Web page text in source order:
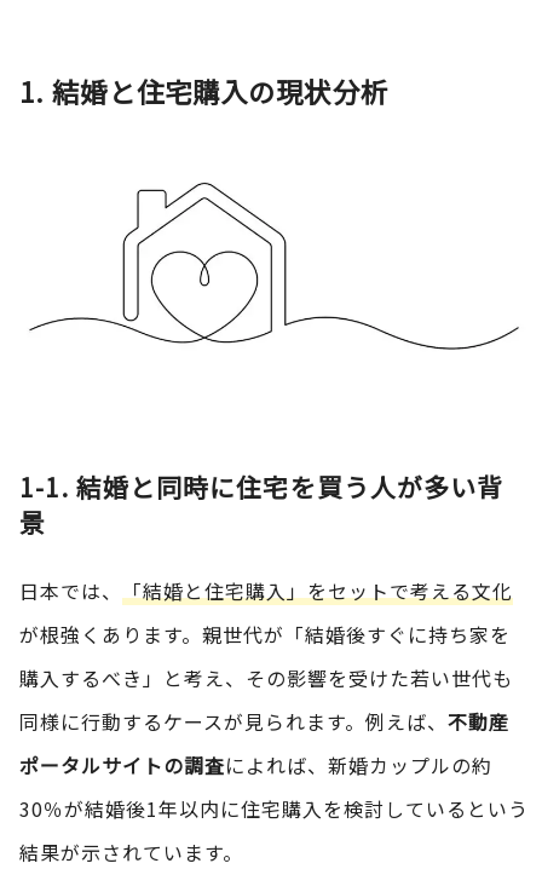
1. 結婚と住宅購入の現状分析
1-1. 結婚と同時に住宅を買う人が多い背
景
日本では、
「結婚と住宅購入」をセットで考える文化
が根強くあります。親世代が「結婚後すぐに持ち家を
購入するべき」と考え、その影響を受けた若い世代も
同様に行動するケースが見られます。例えば、 不動産
ポータルサイトの調査によれば、新婚カップルの約
30％が結婚後1年以内に住宅購入を検討しているという
結果が示されています。